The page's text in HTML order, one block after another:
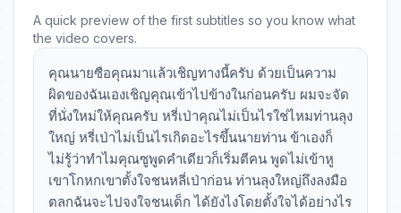
A quick preview of the first subtitles so you know what
the video covers.
คุณนายซือคุณมาแล้วเชิญทางนี้ครับ ด้วยเป็นความ
ผิดของฉันเองเชิญคุณเข้าไปข้างในก่อนครับ ผมจะจัด
ที่นั่งใหม่ให้คุณครับ หรี่เป่าคุณไม่เป็นไรใช่ไหมท่านลุง
ใหญ่ หรี่เป่าไม่เป็นไรเกิดอะไรขึ้นนายท่าน ข้าเองก็
ไม่รู้ว่าทำไมคุณซูพูดคำเดียวก็เริ่มตีคน พูดไม่เข้าหู
เขาโกหกเขาตั้งใจชนหลี่เป่าก่อน ท่านลุงใหญ่ถึงลงมือ
ตลกฉันจะไปจงใจชนเด็ก ได้ยังไงโดยตั้งใจได้อย่างไร